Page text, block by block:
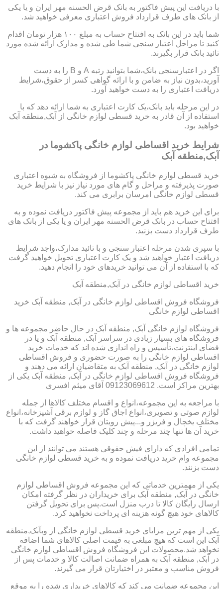
با دریافت این پیش فاکتور به بانک قرض الحسنه مهر ایران و یا یکی
از بانک های طرف قرارداد فروش اعتباری معرفی خواهید شد.
شما باید در این بانک به افتتاح حساب به مبلغ ۱۰۰ هزار تومان اقدام
کنید تا مراحل اعتبار سنجی شما طی شده و مدارک ارائه شده مورد
تائید بانک قرار بگیرند.
اگر در اعتبارسنجی بانک،شما بتوانید رتبه A و B را به دست
آورید،بدون نیاز به ضامن و با ارائه گواهی کسر از حقوق،شرایط
دریافت اعتباری را به دست خواهید آورد.
در این مرحله باید بانک،یک کارت اعتباری به شما ارائه دهد که با
استفاده از آن قادر به خرید قسطی لوازم خانگی از آبک,منطقه آبک
خواهید بود.
شرایط خرید اقساطی لوازم خانگی پاکشوما در
آبک,منطقه آبک
خرید قسطی لوازم خانگی پاکشوما از فروشگاه به شیوه اعتباری
صورت پذیرفته و مراحل و گام های مورد نیاز نیز با شرایط خرید
قسطی لوازم خانگی امرسان برابری می کند.
برای این خرید هم باید از مجموعه پیش فاکتور دریافت نموده و به
افتتاح حساب در بانک قرض الحسنه مهر ایران و یا یکی از بانک های
طرف قرارداد دست بزنید.
با سپری شدن مرحله اعتبار سنجی و با تائید مدارک،واجد شرایط
دریافت اعتبار خواهید شد و یک کارت اعتباری تحویل خواهید گرفت
که با استفاده از آن می توانید خریدهای خود را انجام دهید.
خرید اقساطی لوازم خانگی در آبک,منطقه آبک
فروشگاه فروش اقساطی لوازم خانگی در آبک, منطقه آبک خرید
اقساطی لوازم خانگی
فروشگاه لوازم خانگی آبک, منطقه آبک در حال حاضر مجموعه ها و
فروشگاه های بسیار زیادی در سراسر آبک, منطقه آبک و یا در
فضای اینترنت،تأسیس و راه اندازی شده اند که خدمات خرید
اقساطی لوازم خانگی را به صورت حضوری و فروش اقساطی
لوازم خانگی در آبک, منطقه آبک به متقاضیان ارائه می دهند و
فروشگاه فروش اقساطی لوازم خانگی در آبک, منطقه آبک یکی از
بهترین مراکز است. 09123069612 آقای میثم افسری
با مراجعه به این مجموعه،انواع و اقسام مختلف کالاها از جمله
لوازم صوتی و تصویری،انواع اجاق گاز و لوازم برقی آشپزخانه،انواع
مختلف یخچال و فریزر و...پیش رویتان قرار خواهند گرفت که با
خرید آن ها تنها چند مرحله و چند کلیک فاصله خواهید داشت.
تمامی افرادی که دارای فیش حقوقی هستند می توانند از این
مجموعه وام خرید دریافت نموده و به خرید قسطی لوازم خانگی
دست بزنند.
یکی از مهمترین خدماتی که این مجموعه فروش اقساطی لوازم
خانگی در آبک, منطقه آبک برای خریداران در نظر گرفته امکان
ارسال رایگان کالا تا درب منزل است.پس برای تحویل گرفتن
کالاهای خود هیچ گونه هزینه ای پرداخت نخواهید کرد.
یکی از مهم ترین مزایای خرید قسطی لوازم خانگی از وبآبک,منطقه
آبک این است که هیچ مبلغی به قیمت اصلی کالاهای شما اضافه
نخواهد شد.محصولات این فروشگاه فروش اقساطی لوازم خانگی
در آبک, منطقه آبک به همراه ضمانت اصالت کالا و خدمات پس از
فروش مناسب و معتبر در اختیارتان قرار می گیرند.
این مجموعه ضمانت می کند که کالاهای خریداری شده را به موقع